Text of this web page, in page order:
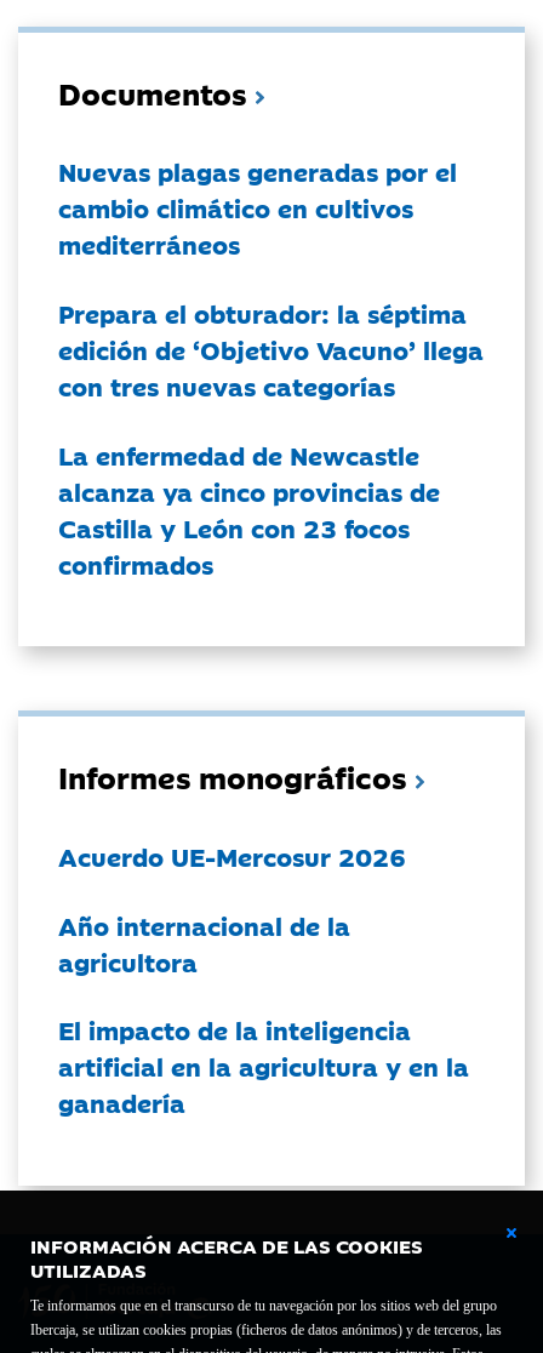
INFORMACIÓN ACERCA DE LAS COOKIES
UTILIZADAS
Te informamos que en el transcurso de tu navegación por los sitios web del grupo
Ibercaja, se utilizan cookies propias (ficheros de datos anónimos) y de terceros, las
Documentos
Nuevas plagas generadas por el
cambio climático en cultivos
mediterráneos
Prepara el obturador: la séptima
edición de ‘Objetivo Vacuno’ llega
con tres nuevas categorías
La enfermedad de Newcastle
alcanza ya cinco provincias de
Castilla y León con 23 focos
confirmados
Informes monográficos
Acuerdo UE-Mercosur 2026
Año internacional de la
agricultora
El impacto de la inteligencia
artificial en la agricultura y en la
ganadería